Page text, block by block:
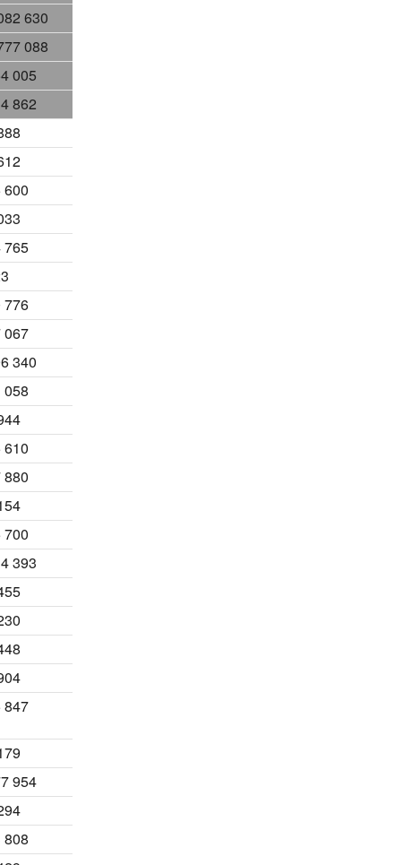
630
088
005
862
600
765
776
067
340
058
610
880
700
393
847
954
808